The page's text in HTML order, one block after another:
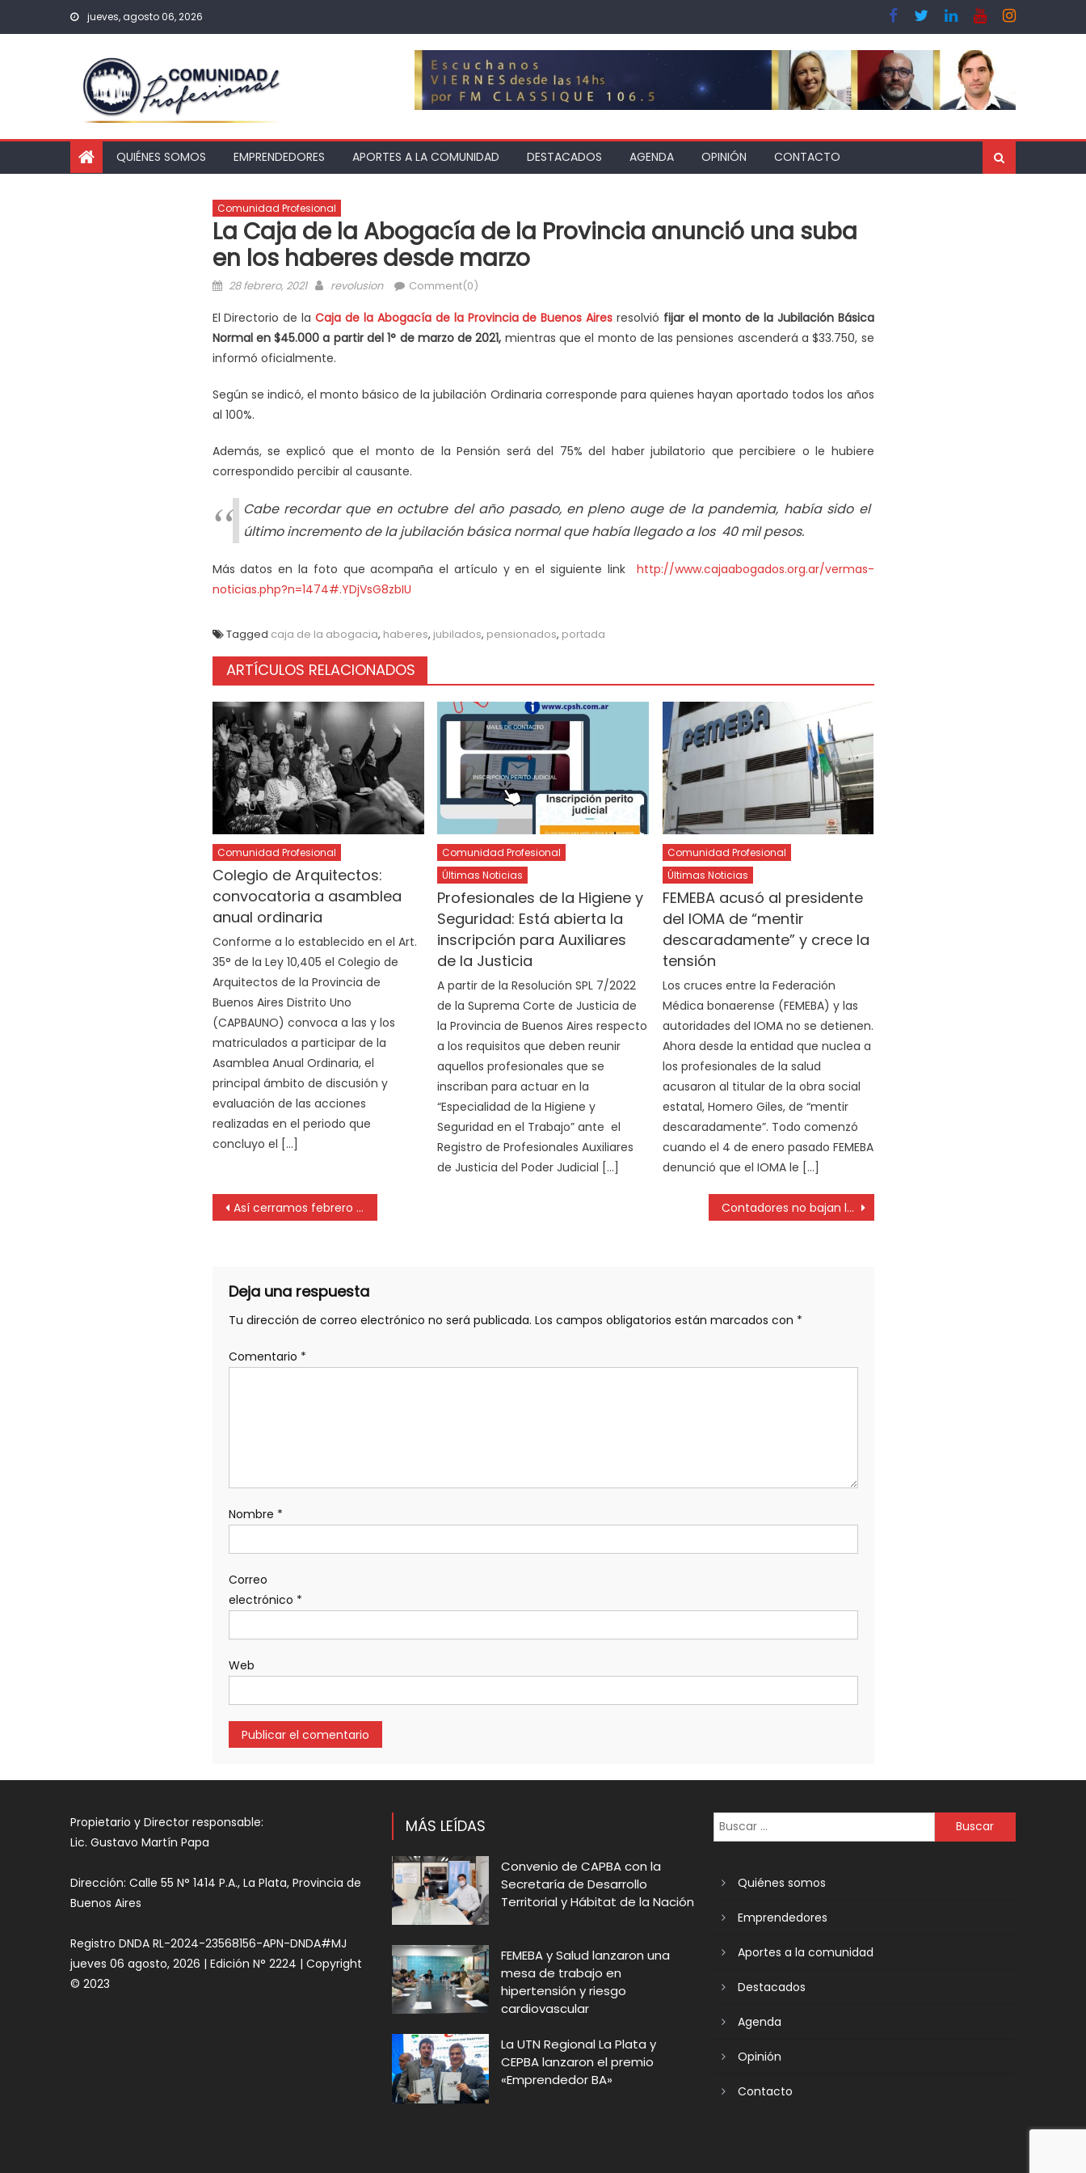
jueves, agosto 06, 2026
QUIÉNES SOMOS EMPRENDEDORES APORTES A LA COMUNIDAD DESTACADOS AGENDA OPINIÓN CONTACTO
Comunidad Profesional
La Caja de la Abogacía de la Provincia anunció una suba
en los haberes desde marzo
28 febrero, 2021 revolusion Comment(0)
El Directorio de laCaja de la Abogacía de la Provincia de Buenos Aires resolvió fijar el monto de la Jubilación Básica
Normal en $45.000 a partir del 1° de marzo de 2021, mientras que el monto de las pensiones ascenderá a $33.750, se
informó oficialmente.
Según se indicó, el monto básico de la jubilación Ordinaria corresponde para quienes hayan aportado todos los años
al 100%.
Además, se explicó que el monto de la Pensión será del 75% del haber jubilatorio que percibiere o le hubiere
correspondido percibir al causante.
Cabe recordar que en octubre del año pasado, en pleno auge de la pandemia, había sido el
último incremento de la jubilación básica normal que había llegado a los 40 mil pesos.
Más datos en la foto que acompaña el artículo y en el siguiente link http://www.cajaabogados.org.ar/vermas-
noticias.php?n=1474#.YDjVsG8zbIU
Tagged caja de la abogacia, haberes, jubilados, pensionados, portada
ARTÍCULOS RELACIONADOS
Comunidad Profesional
Colegio de Arquitectos:
convocatoria a asamblea
anual ordinaria
Conforme a lo establecido en el Art.
35° de la Ley 10,405 el Colegio de
Arquitectos de la Provincia de
Buenos Aires Distrito Uno
(CAPBAUNO) convoca a las y los
matriculados a participar de la
Asamblea Anual Ordinaria, el
principal ámbito de discusión y
evaluación de las acciones
realizadas en el periodo que
concluyo el […]
Comunidad Profesional
Últimas Noticias
Profesionales de la Higiene y
Seguridad: Está abierta la
inscripción para Auxiliares
de la Justicia
A partir de la Resolución SPL 7/2022
de la Suprema Corte de Justicia de
la Provincia de Buenos Aires respecto
a los requisitos que deben reunir
aquellos profesionales que se
inscriban para actuar en la
“Especialidad de la Higiene y
Seguridad en el Trabajo” ante el
Registro de Profesionales Auxiliares
de Justicia del Poder Judicial […]
Comunidad Profesional
Últimas Noticias
FEMEBA acusó al presidente
del IOMA de “mentir
descaradamente” y crece la
tensión
Los cruces entre la Federación
Médica bonaerense (FEMEBA) y las
autoridades del IOMA no se detienen.
Ahora desde la entidad que nuclea a
los profesionales de la salud
acusaron al titular de la obra social
estatal, Homero Giles, de “mentir
descaradamente”. Todo comenzó
cuando el 4 de enero pasado FEMEBA
denunció que el IOMA le […]
Así cerramos febrero 2021 en Comunidad Profesional radio, por FM Classique 106.5 Contadores no bajan la guardia e insisten que no violarán su secreto profesional
Deja una respuesta
Tu dirección de correo electrónico no será publicada. Los campos obligatorios están marcados con *
Comentario *
Nombre *
Correo
electrónico *
Web
Propietario y Director responsable:
Lic. Gustavo Martín Papa
Dirección: Calle 55 N° 1414 P.A., La Plata, Provincia de
Buenos Aires
Registro DNDA RL-2024-23568156-APN-DNDA#MJ
jueves 06 agosto, 2026 | Edición N° 2224 | Copyright
© 2023
MÁS LEÍDAS
Convenio de CAPBA con la
Secretaría de Desarrollo
Territorial y Hábitat de la Nación
FEMEBA y Salud lanzaron una
mesa de trabajo en
hipertensión y riesgo
cardiovascular
La UTN Regional La Plata y
CEPBA lanzaron el premio
«Emprendedor BA»
Quiénes somos
Emprendedores
Aportes a la comunidad
Destacados
Agenda
Opinión
Contacto